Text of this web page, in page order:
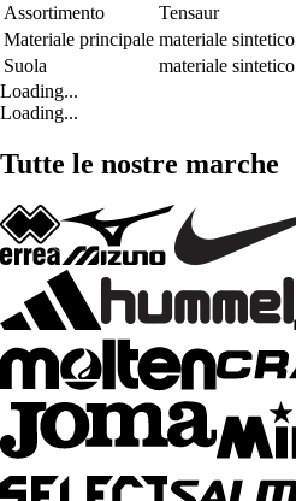
Assortimento
Tensaur
Materiale principale materiale sintetico
Suola
materiale sintetico
Loading...
Loading...
Tutte le nostre marche